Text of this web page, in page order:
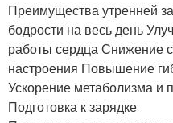
Преимущества утренней
бодрости на весь день
работы сердца Снижение
настроения Повышение
Ускорение метаболизма и
Подготовка к зарядке